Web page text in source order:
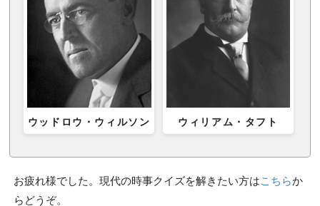
ウッドロウ・ウィルソン ウィリアム・タフト
お疲れ様でした。現代の時事クイズを解きたい方はこちらか
らどうぞ。